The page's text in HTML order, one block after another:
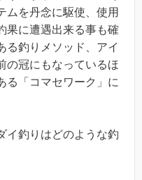
ムを丹念に駆使、使用
果に遭遇出来る事も確
る釣りメソッド、アイ
の冠にもなっているほ
る「コマセワーク」に
イ釣りはどのような釣